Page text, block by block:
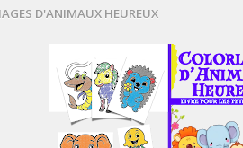
D'ANIMAUX HEUREUX